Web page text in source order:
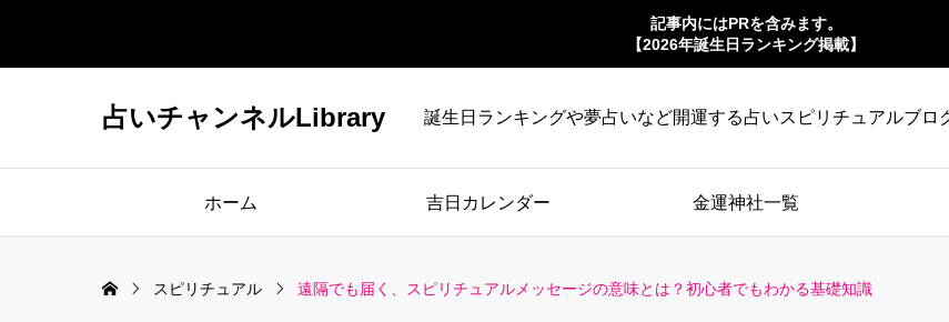
記事内にはPRを含みます。
【2026年誕生日ランキング掲載】
占いチャンネルLibrary 誕生日ランキングや夢占いなど開運する占いスピリチュアルブロ
ホーム 吉日カレンダー 金運神社一覧
スピリチュアル 遠隔でも届く、スピリチュアルメッセージの意味とは？初心者でもわかる基礎知識